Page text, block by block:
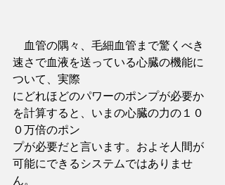
血管の隅々、毛細血管まで驚くべき
速さで血液を送っている心臓の機能に
ついて、実際
にどれほどのパワーのポンプが必要か
を計算すると、いまの心臓の力の１０
０万倍のポン
プが必要だと言います。およそ人間が
可能にできるシステムではありませ
ん。